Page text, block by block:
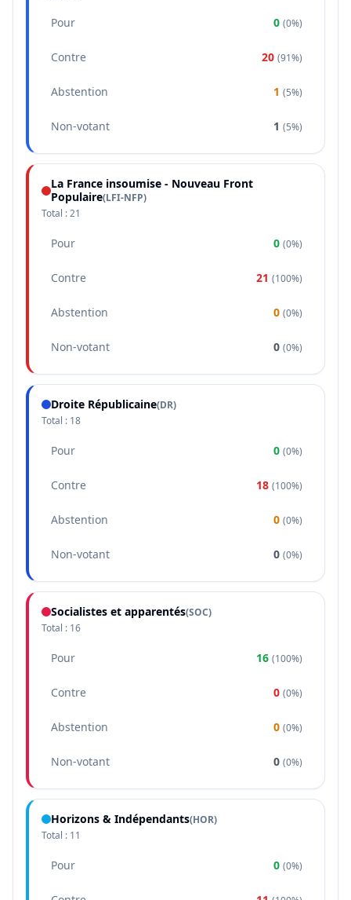
Pour 0 (0%)
Contre 20 (91%)
Abstention 1 (5%)
Non-votant 1 (5%)
La France insoumise - Nouveau Front
Populaire(LFI-NFP)
Total :21
Pour 0 (0%)
Contre 21 (100%)
Abstention 0 (0%)
Non-votant 0 (0%)
Droite Républicaine(DR)
Total : 18
Pour 0 (0%)
Contre 18 (100%)
Abstention 0 (0%)
Non-votant 0 (0%)
Socialistes et apparentés(SOC)
Total : 16
Pour 16 (100%)
Contre 0 (0%)
Abstention 0 (0%)
Non-votant 0 (0%)
Horizons & Indépendants(HOR)
Total : 11
Pour 0 (0%)